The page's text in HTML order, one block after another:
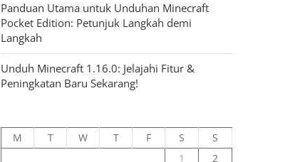
Panduan Utama untuk Unduhan Minecraft
Pocket Edition: Petunjuk Langkah demi
Langkah
Unduh Minecraft 1.16.0: Jelajahi Fitur &
Peningkatan Baru Sekarang!
M T W T F S
S
1
2